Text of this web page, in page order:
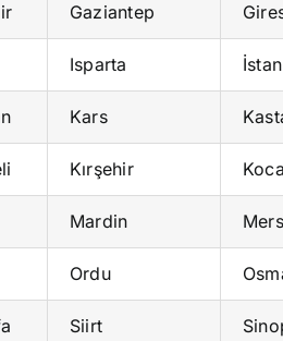
Gaziantep
Isparta
Kars
Kırşehir
Mardin
Ordu
Siirt